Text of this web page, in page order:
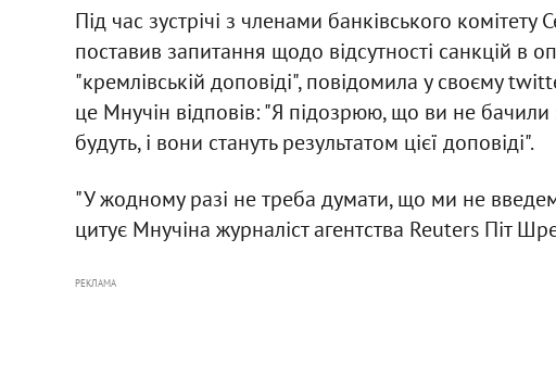
Під час зустрічі з членами банківського
поставив запитання щодо відсутності санкцій в
"кремлівській доповіді", повідомила у своєму
це Мнучін відповів: "Я підозрюю, що ви не бачили
будуть, і вони стануть результатом цієї доповіді".
"У жодному разі не треба думати, що ми не
цитує Мнучіна журналіст агентства Reuters Піт
РЕКЛАМА